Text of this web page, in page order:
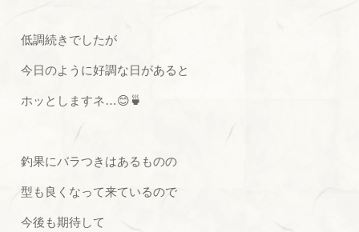
低調続きでしたが
今日のように好調な日があると
ホッとしますネ…😊🍵
釣果にバラつきはあるものの
型も良くなって来ているので
今後も期待して